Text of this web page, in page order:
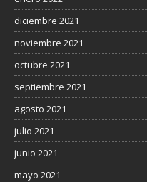
diciembre 2021
noviembre 2021
octubre 2021
septiembre 2021
agosto 2021
julio 2021
junio 2021
mayo 2021